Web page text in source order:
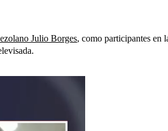
Julio Borges, como participantes en